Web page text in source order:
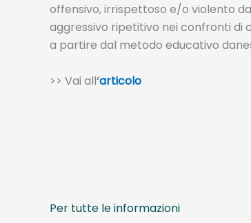
offensivo, irrispettoso e/o violento
aggressivo ripetitivo nei confronti di
a partire dal metodo educativo
>> Vai all‘articolo
Per tutte le informazioni